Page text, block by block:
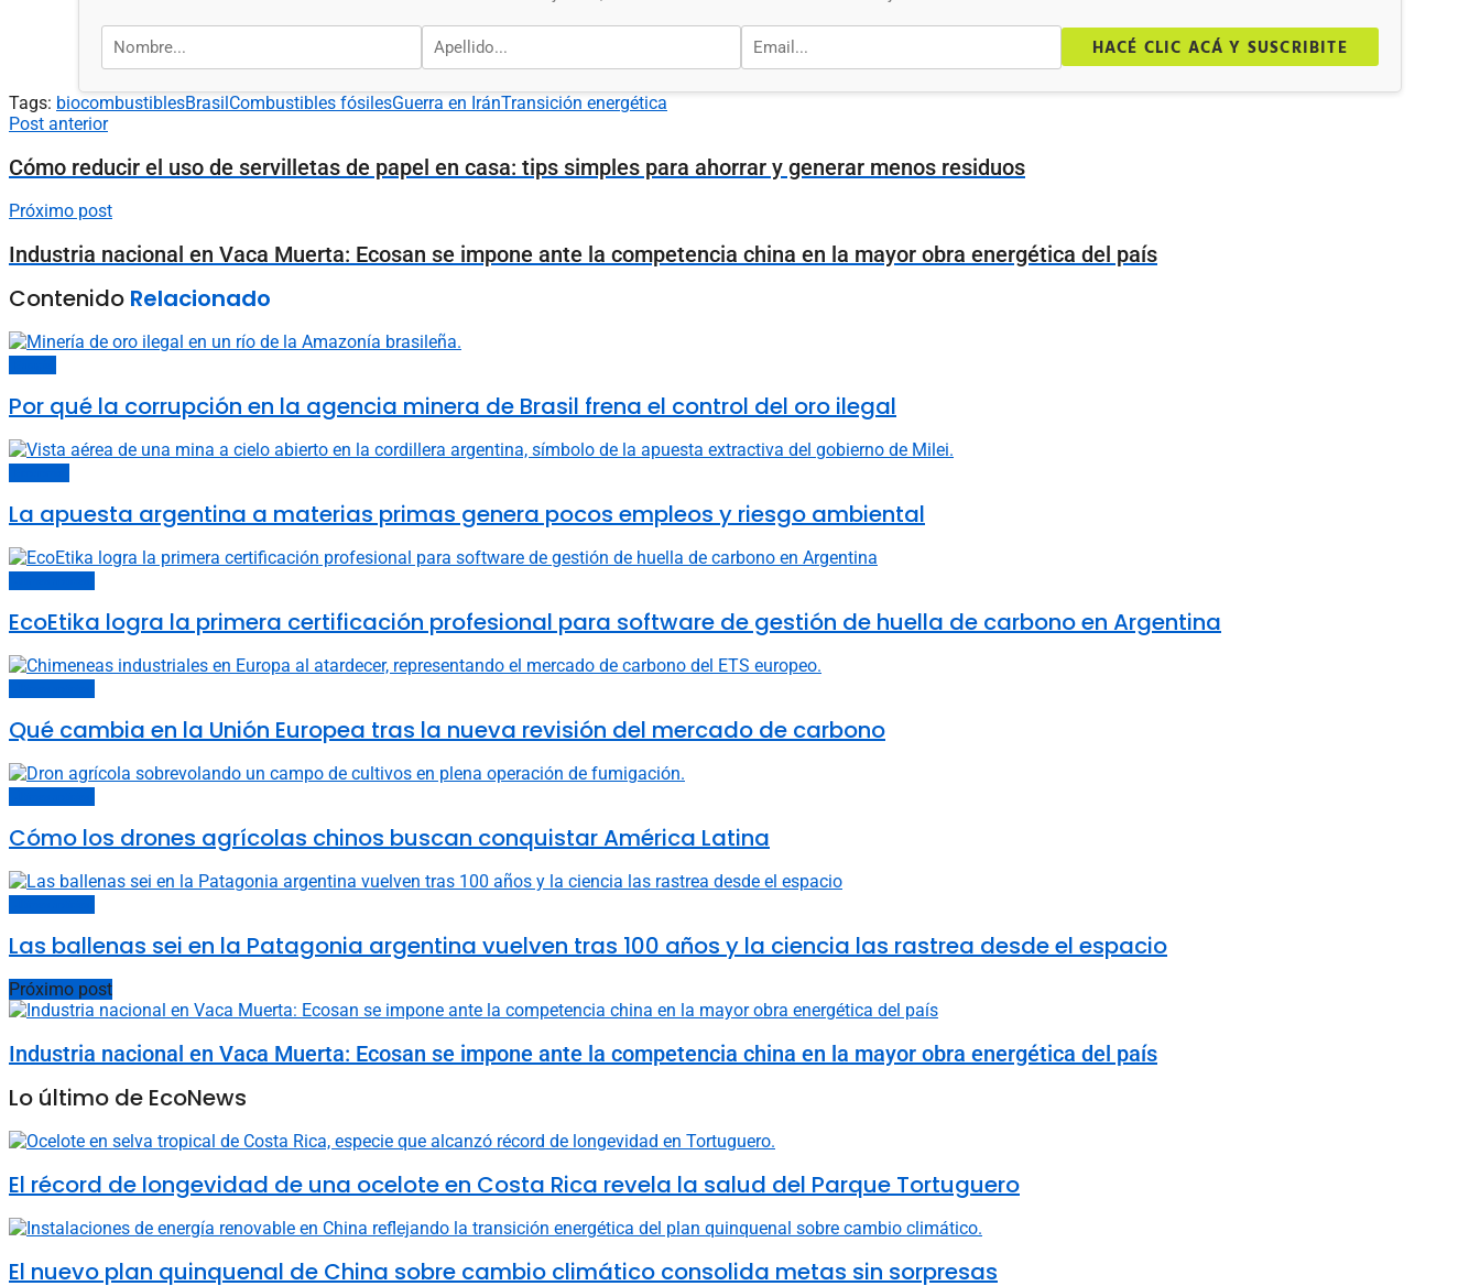
HACÉ CLIC ACÁ Y SUSCRIBITE
Tags: biocombustiblesBrasilCombustibles fósilesGuerra en IránTransición energética
Post anterior
Cómo reducir el uso de servilletas de papel en casa: tips simples para ahorrar y generar menos residuos
Próximo post
Industria nacional en Vaca Muerta: Ecosan se impone ante la competencia china en la mayor obra energética del país
Contenido Relacionado
Por qué la corrupción en la agencia minera de Brasil frena el control del oro ilegal
La apuesta argentina a materias primas genera pocos empleos y riesgo ambiental
EcoEtika logra la primera certificación profesional para software de gestión de huella de carbono en Argentina
Qué cambia en la Unión Europea tras la nueva revisión del mercado de carbono
Cómo los drones agrícolas chinos buscan conquistar América Latina
Las ballenas sei en la Patagonia argentina vuelven tras 100 años y la ciencia las rastrea desde el espacio
Próximo post
Industria nacional en Vaca Muerta: Ecosan se impone ante la competencia china en la mayor obra energética del país
Lo último de EcoNews
El récord de longevidad de una ocelote en Costa Rica revela la salud del Parque Tortuguero
El nuevo plan quinquenal de China sobre cambio climático consolida metas sin sorpresas